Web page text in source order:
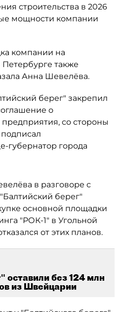
строительства в 2026
мощности компании
компании на
также
Анна Шевелёва.
берег" закрепил
о
предприятия, со стороны
города
в разговоре с
берег"
основной площадки
"РОК-1" в Угольной
от этих планов.
оставили без 124 млн
из Швейцарии